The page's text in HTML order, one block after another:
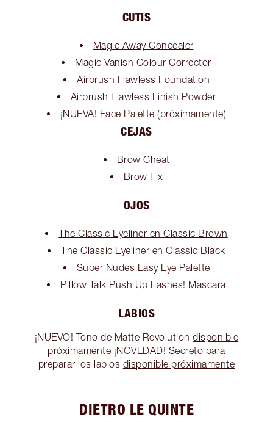
CUTIS
Magic Away Concealer
Magic Vanish Colour Corrector
Airbrush Flawless Foundation
Airbrush Flawless Finish Powder
¡NUEVA! Face Palette(próximamente)
CEJAS
Brow Cheat
Brow Fix
OJOS
The Classic Eyeliner en Classic Brown
The Classic Eyeliner en Classic Black
Super Nudes Easy Eye Palette
Pillow Talk Push Up Lashes! Mascara
LABIOS
¡NUEVO! Tono de Matte Revolutiondisponible
próximamente ¡NOVEDAD! Secreto para
preparar los labios disponible próximamente
DIETRO LE QUINTE